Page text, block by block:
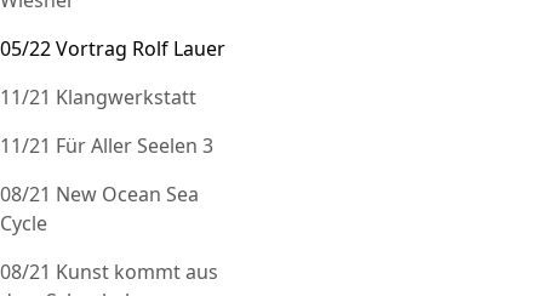
05/22 Vortrag Rolf Lauer
11/21 Klangwerkstatt
11/21 Für Aller Seelen 3
08/21 New Ocean Sea
Cycle
08/21 Kunst kommt aus